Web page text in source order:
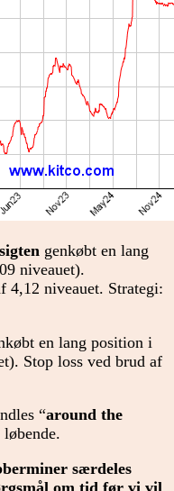
genkøbt en lang
niveauet).
4,12 niveauet. Strategi:
en lang position i
Stop loss ved brud af
“around the
særdeles
om tid før vi vil